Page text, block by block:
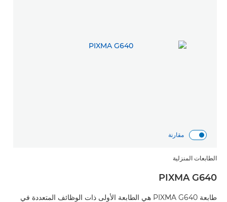
مقارنة
الطابعات المنزلية
PIXMA G640
طابعة PIXMA G640 هي الطابعة الأولى ذات الوظائف المتعددة في